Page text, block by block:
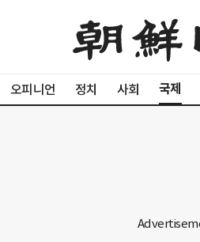
오피니언 정치 사회 국제